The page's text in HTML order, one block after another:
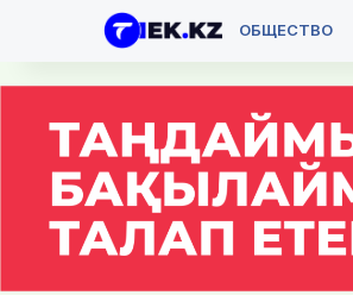
ОБЩЕСТВО